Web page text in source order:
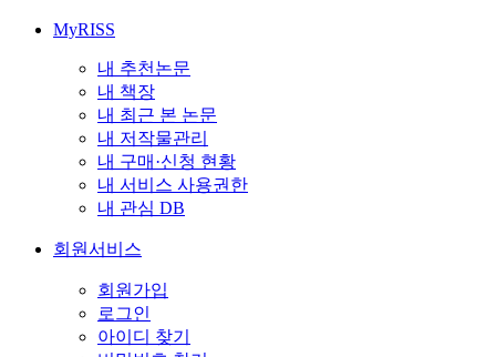
MyRISS
내 추천논문
내 책장
내 최근 본 논문
내 저작물관리
내 구매·신청 현황
내 서비스 사용권한
내 관심 DB
회원서비스
회원가입
로그인
아이디 찾기